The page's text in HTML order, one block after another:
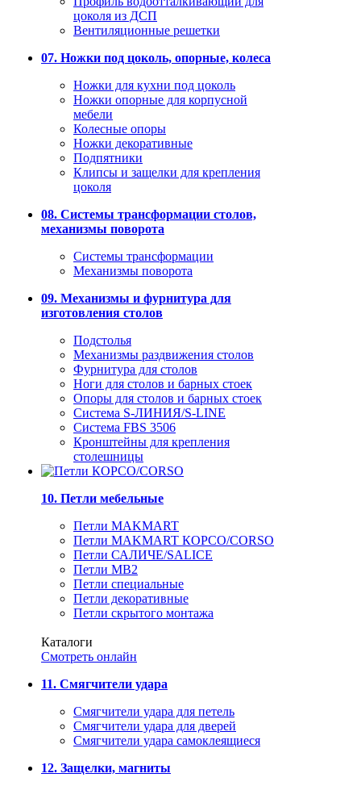
цоколя из ДСП
Вентиляционные решетки
07. Ножки под цоколь, опорные, колеса
Ножки для кухни под цоколь
Ножки опорные для корпусной
мебели
Колесные опоры
Ножки декоративные
Подпятники
Клипсы и защелки для крепления
цоколя
08. Системы трансформации столов,
механизмы поворота
Системы трансформации
Механизмы поворота
09. Механизмы и фурнитура для
изготовления столов
Подстолья
Механизмы раздвижения столов
Фурнитура для столов
Ноги для столов и барных стоек
Опоры для столов и барных стоек
Система S-ЛИНИЯ/S-LINE
Система FBS 3506
Кронштейны для крепления
столешницы
10. Петли мебельные
Петли MAKMART
Петли MAKMART КОРСО/CORSO
Петли САЛИЧЕ/SALICE
Петли MB2
Петли специальные
Петли декоративные
Петли скрытого монтажа
Каталоги
Смотреть онлайн
11. Смягчители удара
Смягчители удара для петель
Смягчители удара для дверей
Cмягчители удара самоклеящиеся
12. Защелки, магниты